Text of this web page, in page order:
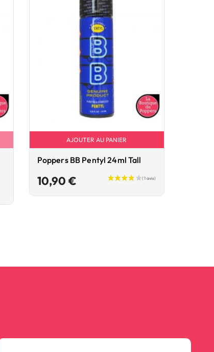
AJOUTER AU PANIER
Poppers BB Pentyl 24ml Tall
10,90 €Prix